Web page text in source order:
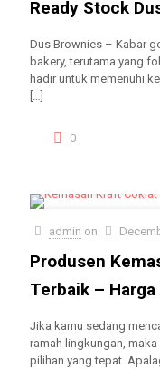
Ready Stock
Dus Brownies – Kabar
bakery, terutama yang
hadir untuk memenuhi
[…]
0
admin on
Produsen
Terbaik –
Jika kamu sedang
ramah lingkungan,
pilihan yang tepat.